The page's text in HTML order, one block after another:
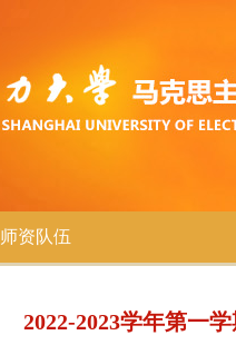
师资队伍
2022-2023学年第一